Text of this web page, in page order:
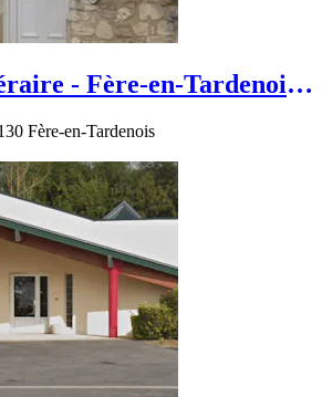
- Fère-en-Tardenois -
Fère-en-Tardenois